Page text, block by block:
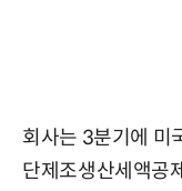
회사는 3분기에 미
단제조생산세액공